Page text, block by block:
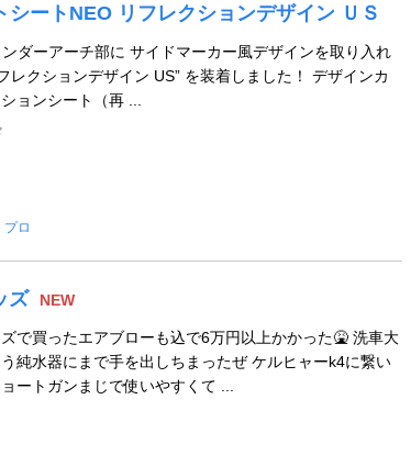
シートNEO リフレクションデザイン ＵＳ
ダーアーチ部に サイドマーカー風デザインを取り入れ
レクションデザイン US” を装着しました！ デザインカ
ョンシート（再 ...
プロ
ズ NEW
で買ったエアブローも込で6万円以上かかった🤮 洗車大
純水器にまで手を出しちまったぜ ケルヒャーk4に繋い
ートガンまじで使いやすくて ...